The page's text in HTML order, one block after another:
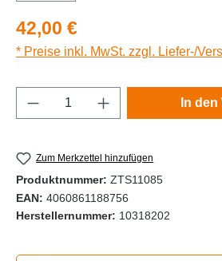
Regulärer Preis:
42,00 €
* Preise inkl. MwSt. zzgl. Liefer-/
Produkt Anzahl: Gib den
In
Zum Merkzettel hinzufügen
Produktnummer: ZTS11085
EAN: 4060861188756
Herstellernummer: 10318202